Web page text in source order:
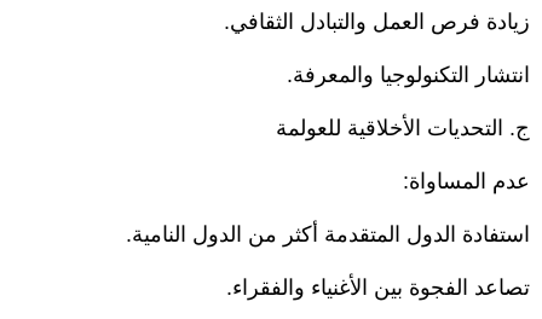
زيادة فرص العمل والتبادل الثقافي.
انتشار التكنولوجيا والمعرفة.
ج. التحديات الأخلاقية للعولمة
عدم المساواة:
استفادة الدول المتقدمة أكثر من الدول النامية.
تصاعد الفجوة بين الأغنياء والفقراء.